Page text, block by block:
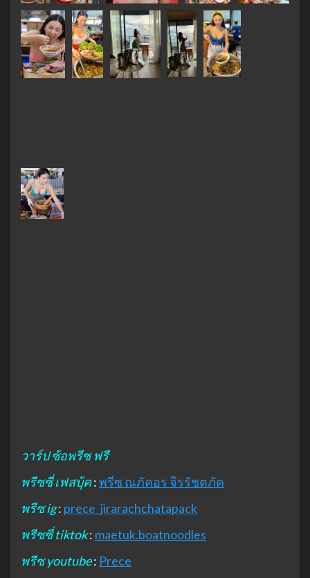
วาร์ป ซ้อพรีซ ฟรี
พรีซซี่ เฟสบุ้ค:พรีซ ณภัคอร จิรรัชตภัค
พรีซ ig: prece_jirarachchatapack
พรีซซี่ tiktok: maetuk.boatnoodles
พรีซ youtube: Prece